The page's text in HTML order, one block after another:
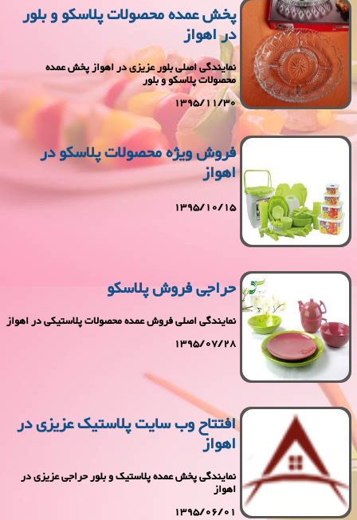
پخش عمده محصولات پلاسکو و بلور
در اهواز
نمایندگی اصلی بلور عزیزی در اهواز پخش عمده
محصولات پلاسکو و بلور
1395/11/30
فروش ویژه محصولات پلاسکو در
اهواز
1395/10/15
حراجی فروش پلاسكو
نمایندگی اصلی فروش عمده محصولات پلاستیکی در اهواز
1395/07/28
افتتاح وب سایت پلاستیک عزیزی در
اهواز
نمایندگی پخش عمده پلاستیک و بلور حراجی عزیزی در
اهواز
1395/06/01